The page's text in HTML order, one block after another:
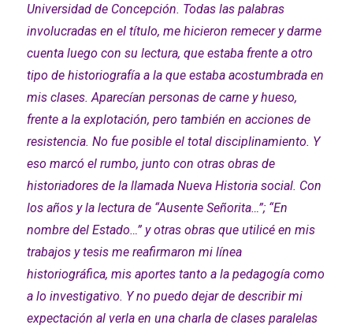
Universidad de Concepción. Todas las palabras
involucradas en el título, me hicieron remecer y darme
cuenta luego con su lectura, que estaba frente a otro
tipo de historiografía a la que estaba acostumbrada en
mis clases. Aparecían personas de carne y hueso,
frente a la explotación, pero también en acciones de
resistencia. No fue posible el total disciplinamiento. Y
eso marcó el rumbo, junto con otras obras de
historiadores de la llamada Nueva Historia social. Con
los años y la lectura de “Ausente Señorita…”; “En
nombre del Estado…” y otras obras que utilicé en mis
trabajos y tesis me reafirmaron mi línea
historiográfica, mis aportes tanto a la pedagogía como
a lo investigativo. Y no puedo dejar de describir mi
expectación al verla en una charla de clases paralelas